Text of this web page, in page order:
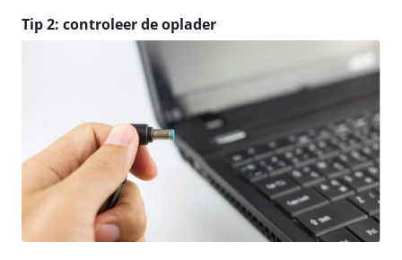
Tip 2: controleer de oplader